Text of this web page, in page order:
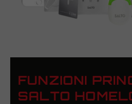
FUNZIONI
SALTO